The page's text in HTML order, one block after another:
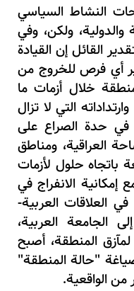
النشاط السياسي
والدولية، ولكن، وفي
القائل إن القيادة
أي فرص للخروج من
خلال أزمات ما
التي لا تزال
في حدة الصراع على
العراقية، ومناطق
حلول لأزمات
إمكانية الانفراج في
العلاقات العربية-
الجامعة العربية،
لمآزق المنطقة، أصبح
"حالة المنطقة"
من الواقعية.